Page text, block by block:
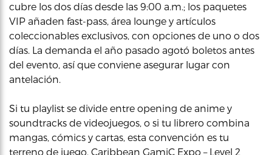
cubre los dos días desde las 9:00 a.m.; los paquetes
VIP añaden fast-pass, área lounge y artículos
coleccionables exclusivos, con opciones de uno o dos
días. La demanda el año pasado agotó boletos antes
del evento, así que conviene asegurar lugar con
antelación.
Si tu playlist se divide entre opening de anime y
soundtracks de videojuegos, o si tu librero combina
mangas, cómics y cartas, esta convención es tu
terreno de juego. Caribbean GamiC Expo – Level 2